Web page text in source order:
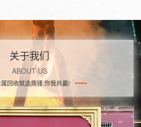
关于我们
ABOUT US
回收就选鼎锋,你我共赢!